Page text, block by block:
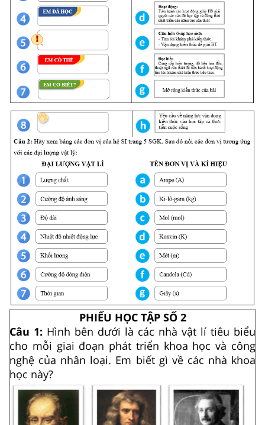
PHIẾU HỌC TẬP SỐ 2
Câu 1: Hình bên dưới là các nhà vật lí tiêu biểu
cho mỗi giai đoạn phát triển khoa học và công
nghệ của nhân loại. Em biết gì về các nhà khoa
học này?